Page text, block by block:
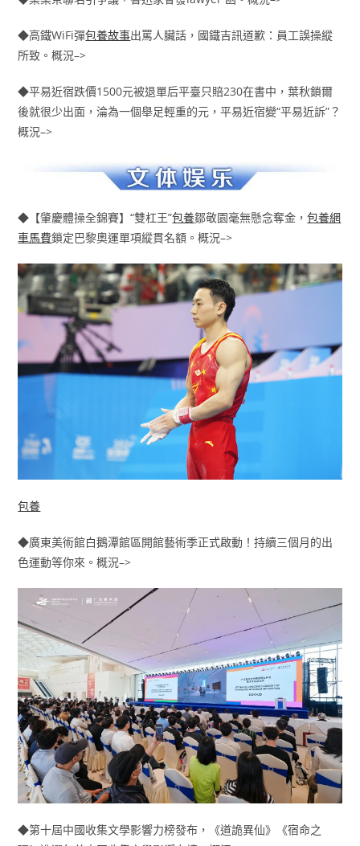
◆高鐵WiFi彈包養故事出罵人臟話，國鐵吉訊道歉：員工誤操縱
所致。概況–>
◆平易近宿跌價1500元被退單后平臺只賠230在書中，葉秋鎖爾
後就很少出面，淪為一個舉足輕重的元，平易近宿變“平易近訴”？
概況–>
◆【肇慶體操全錦賽】“雙杠王”包養鄒敬園毫無懸念奪金，包養網
車馬費鎖定巴黎奧運單項縱貫名額。概況–>
包養
◆廣東美術館白鵝潭館區開館藝術季正式啟動！持續三個月的出
色運動等你來。概況–>
◆第十屆中國收集文學影響力榜發布，《道詭異仙》《宿命之